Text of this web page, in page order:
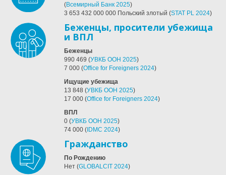
(Всемирный Банк 2025)
3 653 432 000 000 Польский злотый (STAT PL 2024)
Беженцы, просители убежища
и ВПЛ
Беженцы
990 469 (УВКБ ООН 2025)
7 000 (Office for Foreigners 2024)
Ищущие убежища
13 848 (УВКБ ООН 2025)
17 000 (Office for Foreigners 2024)
ВПЛ
0 (УВКБ ООН 2025)
74 000 (IDMC 2024)
Гражданство
По Рождению
Нет (GLOBALCIT 2024)